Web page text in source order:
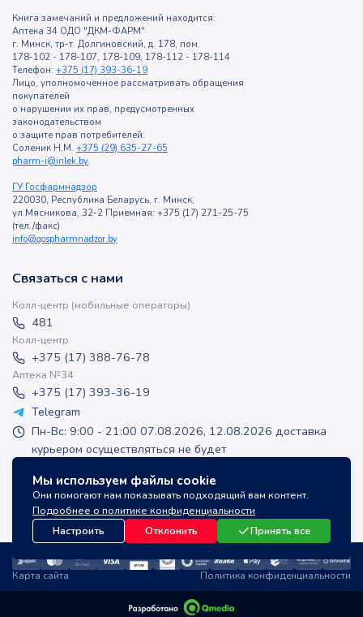
Мы используем файлы cookie
Они помогают нам показывать подходящий вам контент.
Подробнее о политике конфиденциальности
Настроить
Отклонить Принять все
Книга замечаний и предложений находится:
Аптека 34 ОДО "ДКМ-ФАРМ"
г. Минск, тр-т. Долгиновский, д. 178, пом.
178-102 - 178-107, 178-109, 178-112 - 178-114
Телефон: +375 (17) 393-36-19
Лицо, уполномоченное рассматривать обращения
покупателей
о нарушении их прав, предусмотренных
законодательством
о защите прав потребителей:
Соленик Н.М. +375 (29) 635-27-65
pharm-i@inlek.by
ГУ Госфармнадзор
220030, Республика Беларусь, г. Минск,
ул.Мясникова, 32-2 Приемная: +375 (17) 271-25-75
(тел./факс)
info@gospharmnadzor.by
Связаться с нами
Колл-центр (мобильные операторы)
481
Колл-центр
+375 (17) 388-76-78
Аптека №34
+375 (17) 393-36-19
Telegram
Пн-Вс: 9:00 - 21:00 07.08.2026, 12.08.2026 доставка
курьером осуществляться не будет
inlek_apteka
inlek_apteka
Карта сайта Политика конфиденциальности